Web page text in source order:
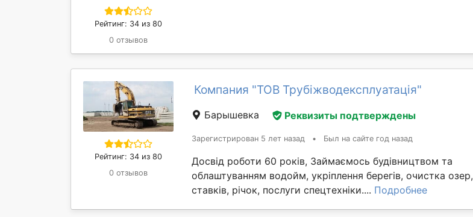
Рейтинг: 34 из 80
0 отзывов
Рейтинг: 34 из 80
0 отзывов
Компания "ТОВ Трубіжводексплуатація"
Барышевка Реквизиты подтверждены
Зарегистрирован 5 лет назад • Был на сайте год назад
Досвід роботи 60 років, Займаємось будівництвом та
облаштуванням водойм, укріплення берегів, очистка озер,
ставків, річок, послуги спецтехніки.... Подробнее